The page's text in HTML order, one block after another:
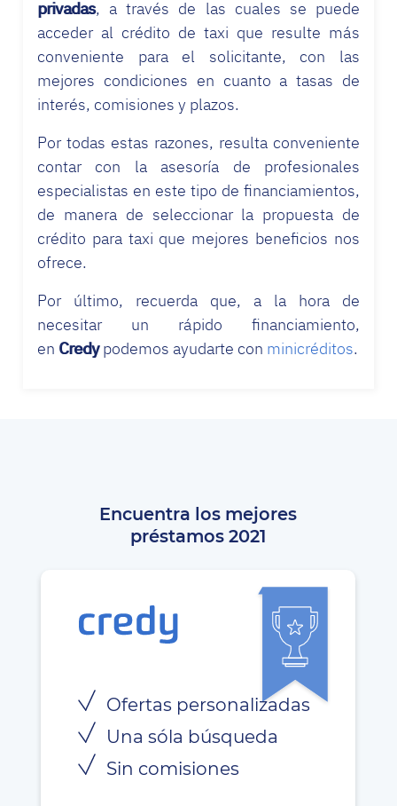
privadas, a través de las cuales se puede
acceder al crédito de taxi que resulte más
conveniente para el solicitante, con las
mejores condiciones en cuanto a tasas de
interés, comisiones y plazos.
Por todas estas razones, resulta conveniente
contar con la asesoría de profesionales
especialistas en este tipo de financiamientos,
de manera de seleccionar la propuesta de
crédito para taxi que mejores beneficios nos
ofrece.
Por último, recuerda que, a la hora de
necesitar un rápido financiamiento,
en Credypodemos ayudarte con minicréditos.
Encuentra los mejores
préstamos 2021
Ofertas personalizadas
Una sóla búsqueda
Sin comisiones